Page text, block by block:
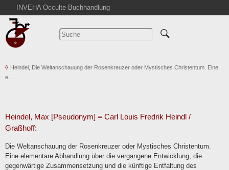
INVEHA Occulte Buchhandlung
Startseite
Detailsuche
Warenkorb
Abkürzungen
Kontakt
AGB
Widerruf
Heindel, Die Weltanschauung der Rosenkreuzer oder Mystisches Christentum. Eine
e…
Heindel, Max [Pseudonym] = Carl Louis Fredrik Heindl /
Graßhoff:
Die Weltanschauung der Rosenkreuzer oder Mystisches Christentum.
Eine elementare Abhandlung über die vergangene Entwicklung, die
gegenwärtige Zusammensetzung und die künftige Entfaltung des